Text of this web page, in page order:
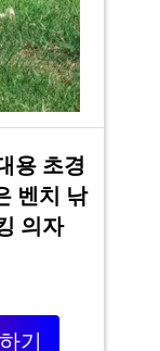
용 초경
벤치 낚
의자
기